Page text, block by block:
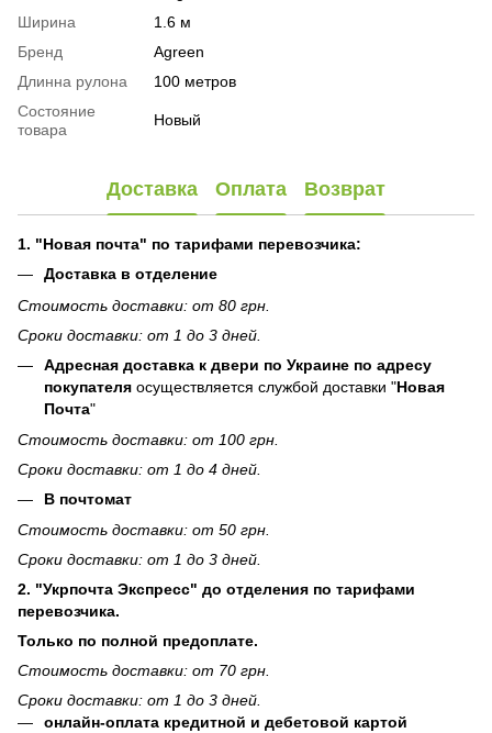
Ширина
1.6 м
Бренд
Agreen
Длинна рулона
100 метров
Состояние
товара
Новый
Доставка Оплата Возврат
1. "Новая почта" по тарифами перевозчика:
Доставка в отделение
Стоимость доставки: от 80 грн.
Сроки доставки: от 1 до 3 дней.
Адресная доставка к двери по Украине по адресу
покупателя осуществляется службой доставки "Новая
Почта"
Стоимость доставки: от 100 грн.
Сроки доставки: от 1 до 4 дней.
В почтомат
Стоимость доставки: от 50 грн.
Сроки доставки: от 1 до 3 дней.
2. "Укрпочта Экспресс" до отделения по тарифами
перевозчика.
Только по полной предоплате.
Стоимость доставки: от 70 грн.
Сроки доставки: от 1 до 3 дней.
онлайн-оплата кредитной и дебетовой картой